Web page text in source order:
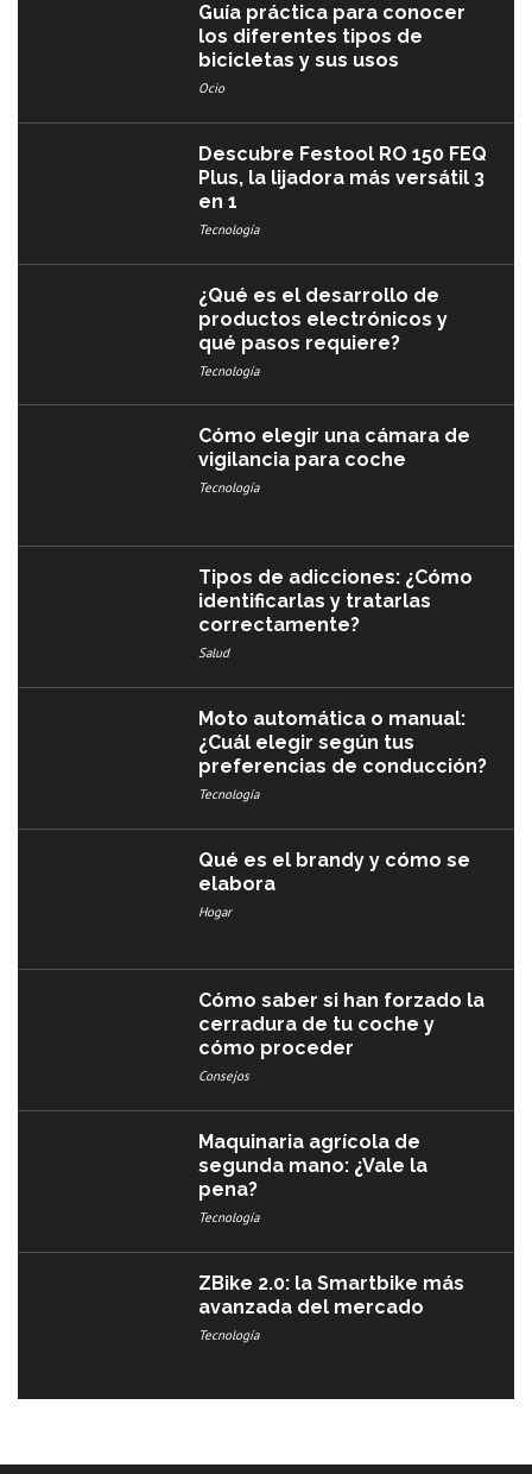
Guía práctica para conocer
los diferentes tipos de
bicicletas y sus usos
Ocio
Descubre Festool RO 150 FEQ
Plus, la lijadora más versátil 3
en 1
Tecnología
¿Qué es el desarrollo de
productos electrónicos y
qué pasos requiere?
Tecnología
Cómo elegir una cámara de
vigilancia para coche
Tecnología
Tipos de adicciones: ¿Cómo
identificarlas y tratarlas
correctamente?
Salud
Moto automática o manual:
¿Cuál elegir según tus
preferencias de conducción?
Tecnología
Qué es el brandy y cómo se
elabora
Hogar
Cómo saber si han forzado la
cerradura de tu coche y
cómo proceder
Consejos
Maquinaria agrícola de
segunda mano: ¿Vale la
pena?
Tecnología
ZBike 2.0: la Smartbike más
avanzada del mercado
Tecnología